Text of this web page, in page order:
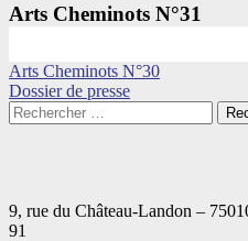
Arts Cheminots N°31
Navigation
de
l’article
Arts Cheminots N°30
Dossier de presse
9, rue du Château-Landon –
91